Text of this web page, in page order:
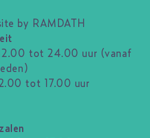
by RAMDATH
tot 24.00 uur (vanaf
tot 17.00 uur